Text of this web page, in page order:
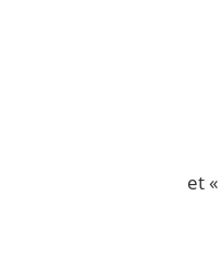
et «